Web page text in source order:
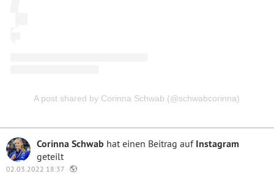
A post shared by Corinna Schwab (@schwabcorinna)
Corinna Schwab hat einen Beitrag auf Instagram
geteilt
02.03.2022 18:37 ·